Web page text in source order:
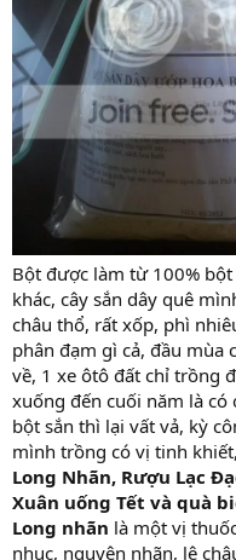
Bột được làm từ 100%
khác, cây sắn dây quê
châu thổ, rất xốp, phì
phân đạm gì cả, đầu mùa
về, 1 xe ôtô đất chỉ trồng
xuống đến cuối năm là
bột sắn thì lại vất vả, kỳ
mình trồng có vị tinh
Long Nhãn, Rượu Lạc
Xuân uống Tết và quà
Long nhãn là một vị
nhục, nguyên nhãn, lệ